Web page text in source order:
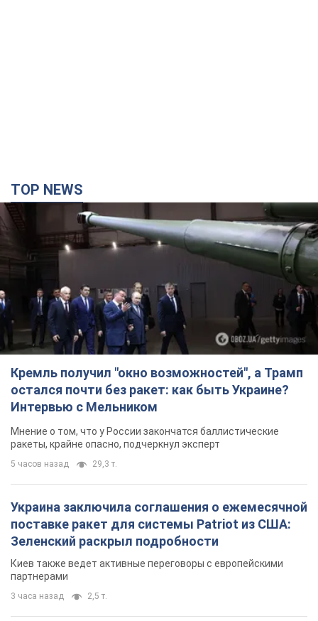
Кремль получил "окно возможностей", а Трамп
остался почти без ракет: как быть Украине?
Интервью с Мельником
Мнение о том, что у России закончатся баллистические
ракеты, крайне опасно, подчеркнул эксперт
5 часов назад 29,3 т.
Украина заключила соглашения о ежемесячной
поставке ракет для системы Patriot из США:
Зеленский раскрыл подробности
партнерами
учителей: в результате удара РФ по Киевской
области погибли директор киевского лицея, её
муж и внук
3 часа назад